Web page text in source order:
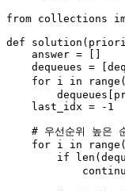
from collections
def
solution (
answer =
dequeues =
for i in range (
dequeues
last_idx = - 1
for i in range (
if
len (